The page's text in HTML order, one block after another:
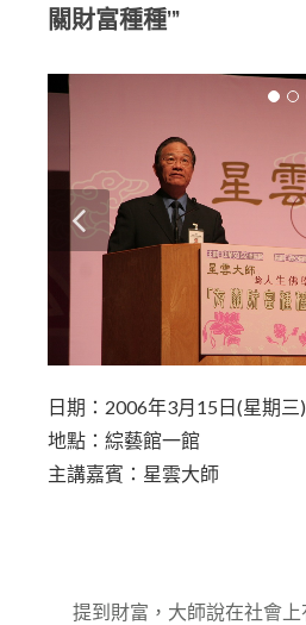
關財富種種’”
日期：2006年3月15日(星期三)
地點：綜藝館一館
主講嘉賓：星雲大師
提到財富，大師說在社會上